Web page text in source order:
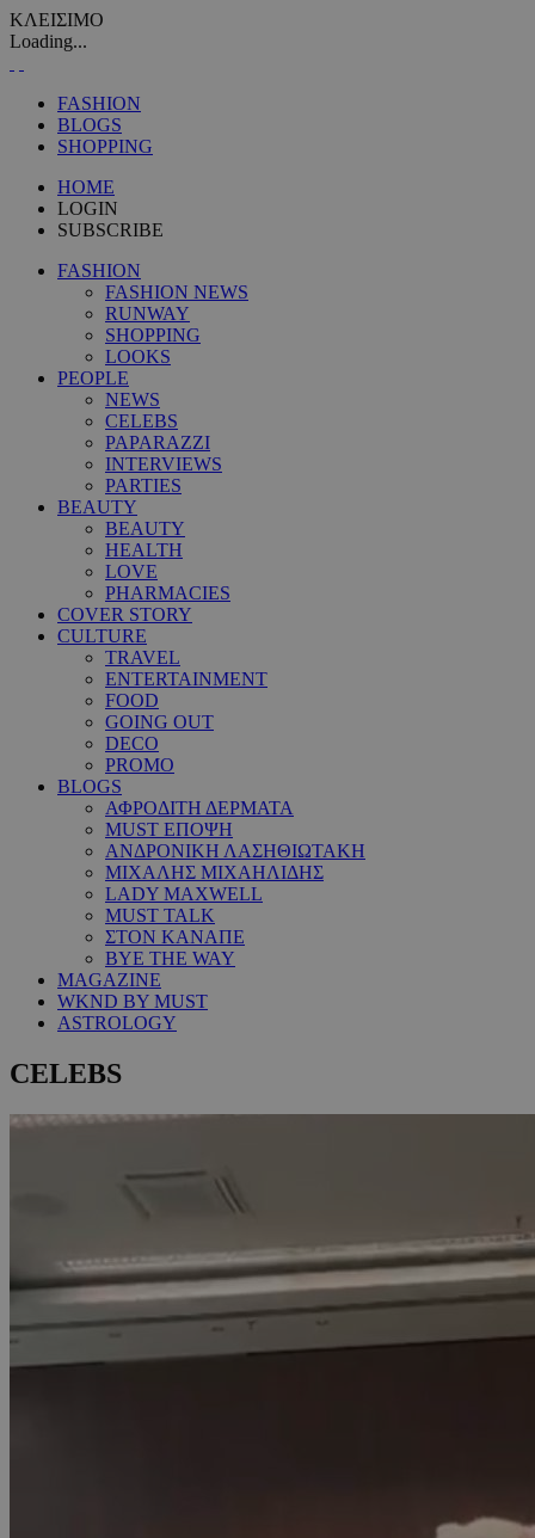
ΚΛΕΙΣΙΜΟ
Loading...
FASHION
BLOGS
SHOPPING
HOME
LOGIN
SUBSCRIBE
FASHION
FASHION NEWS
RUNWAY
SHOPPING
LOOKS
PEOPLE
NEWS
CELEBS
PAPARAZZI
INTERVIEWS
PARTIES
BEAUTY
BEAUTY
HEALTH
LOVE
PHARMACIES
COVER STORY
CULTURE
TRAVEL
ENTERTAINMENT
FOOD
GOING OUT
DECO
PROMO
BLOGS
ΑΦΡΟΔΙΤΗ ΔΕΡΜΑΤΑ
MUST ΕΠΟΨΗ
ΑΝΔΡΟΝΙΚΗ ΛΑΣΗΘΙΩΤΑΚΗ
ΜΙΧΑΛΗΣ ΜΙΧΑΗΛΙΔΗΣ
LADY MAXWELL
MUST TALK
ΣΤΟΝ ΚΑΝΑΠΕ
BYE THE WAY
MAGAZINE
WKND BY MUST
ASTROLOGY
CELEBS